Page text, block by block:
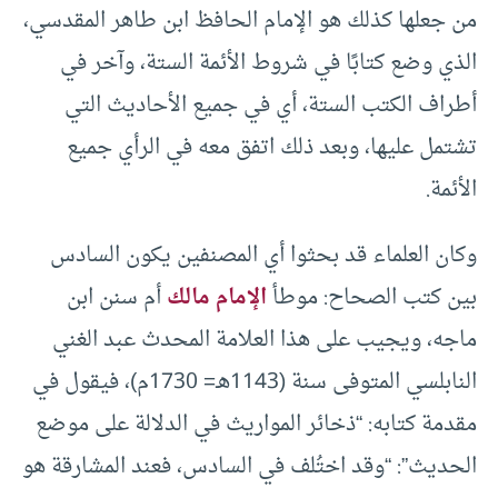
من جعلها كذلك هو الإمام الحافظ ابن طاهر المقدسي،
الذي وضع كتابًا في شروط الأئمة الستة، وآخر في
أطراف الكتب الستة، أي في جميع الأحاديث التي
تشتمل عليها، وبعد ذلك اتفق معه في الرأي جميع
الأئمة.
وكان العلماء قد بحثوا أي المصنفين يكون السادس
بين كتب الصحاح: موطأالإمام مالكأم سنن ابن
ماجه، ويجيب على هذا العلامة المحدث عبد الغني
النابلسي المتوفى سنة (1143هـ= 1730م)، فيقول في
مقدمة كتابه: “ذخائر المواريث في الدلالة على موضع
الحديث”: “وقد اختُلف في السادس، فعند المشارقة هو